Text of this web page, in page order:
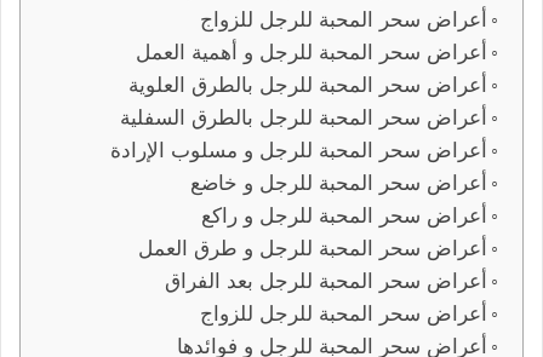
أعراض سحر المحبة للرجل للزواج
أعراض سحر المحبة للرجل و أهمية العمل
أعراض سحر المحبة للرجل بالطرق العلوية
أعراض سحر المحبة للرجل بالطرق السفلية
أعراض سحر المحبة للرجل و مسلوب الإرادة
أعراض سحر المحبة للرجل و خاضع
أعراض سحر المحبة للرجل و راكع
أعراض سحر المحبة للرجل و طرق العمل
أعراض سحر المحبة للرجل بعد الفراق
أعراض سحر المحبة للرجل للزواج
أعراض سحر المحبة للرجل و فوائدها